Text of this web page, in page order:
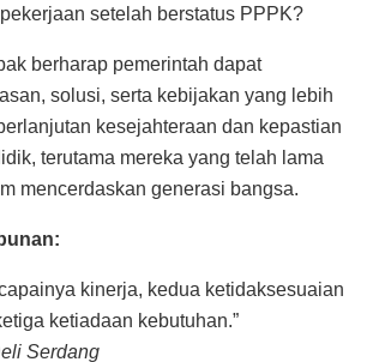
setelah berstatus PPPK?
berharap pemerintah dapat
solusi, serta kebijakan yang lebih
kesejahteraan dan kepastian
terutama mereka yang telah lama
mencerdaskan generasi bangsa.
kinerja, kedua ketidaksesuaian
ketiadaan kebutuhan.”
Serdang